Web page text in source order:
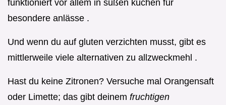
funktioniert vor allem in süßen kuchen für
besondere anlässe .
Und wenn du auf gluten verzichten musst, gibt es
mittlerweile viele alternativen zu allzweckmehl .
Hast du keine Zitronen? Versuche mal Orangensaft
oder Limette; das gibt deinem fruchtigen